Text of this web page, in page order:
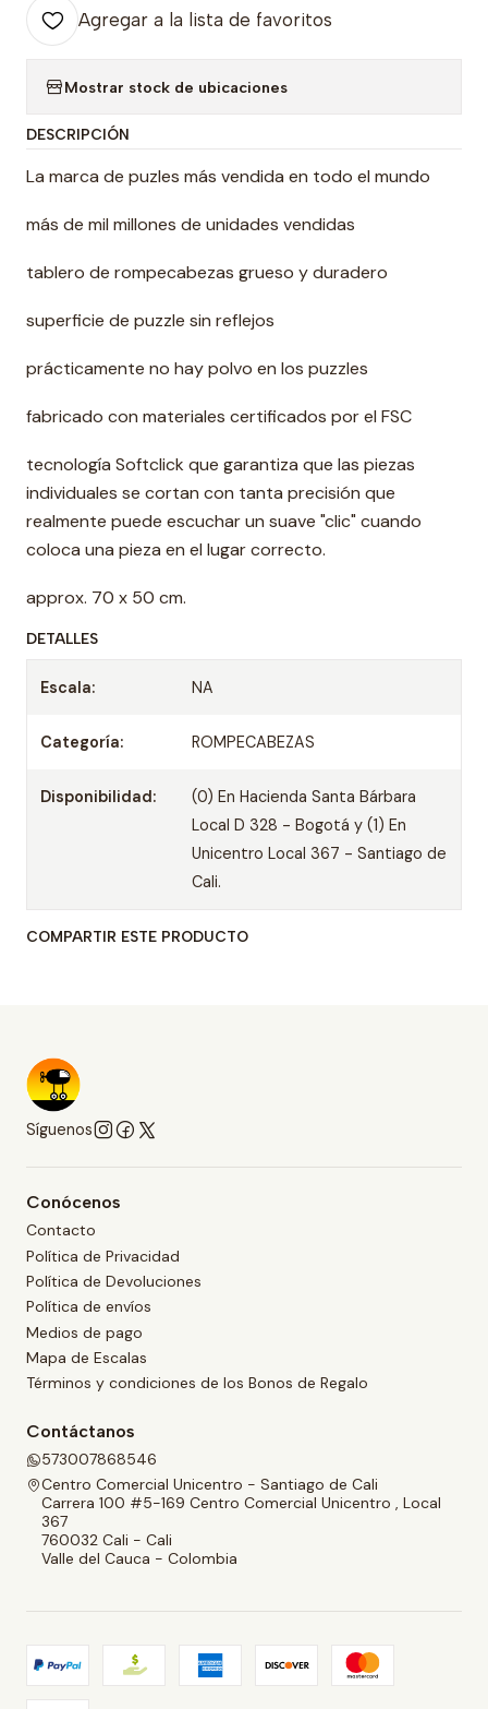
Agregar a la lista de favoritos
Mostrar stock de ubicaciones
DESCRIPCIÓN
La marca de puzles más vendida en todo el mundo
más de mil millones de unidades vendidas
tablero de rompecabezas grueso y duradero
superficie de puzzle sin reflejos
prácticamente no hay polvo en los puzzles
fabricado con materiales certificados por el FSC
tecnología Softclick que garantiza que las piezas
individuales se cortan con tanta precisión que
realmente puede escuchar un suave "clic" cuando
coloca una pieza en el lugar correcto.
approx. 70 x 50 cm.
DETALLES
Escala: NA
Categoría: ROMPECABEZAS
Disponibilidad:
(0) En Hacienda Santa Bárbara
Local D 328 - Bogotá y (1) En
Unicentro Local 367 - Santiago de
Cali.
COMPARTIR ESTE PRODUCTO
Síguenos
Conócenos
Contacto
Política de Privacidad
Política de Devoluciones
Política de envíos
Medios de pago
Mapa de Escalas
Términos y condiciones de los Bonos de Regalo
Contáctanos
573007868546
Centro Comercial Unicentro - Santiago de Cali
Carrera 100 #5-169 Centro Comercial Unicentro , Local
367
760032 Cali - Cali
Valle del Cauca - Colombia